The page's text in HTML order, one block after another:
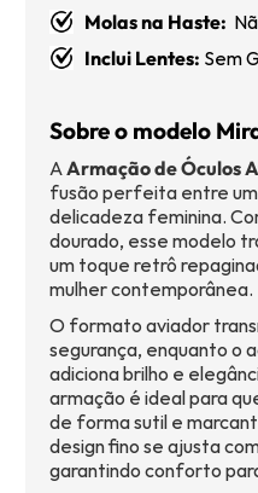
Molas na Haste:
Inclui Lentes: Sem
Sobre o modelo
AArmação de Óculos
fusão perfeita entre um
delicadeza feminina.
dourado, esse modelo
um toque retrô
mulher contemporânea.
O formato aviador
segurança, enquanto o
adiciona brilho e
armação é ideal para
de forma sutil e
design fino se ajusta
garantindo conforto